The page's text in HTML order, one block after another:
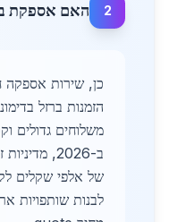
2 האם אספקת
הזמנות ברזל
משלוחים גדולים
ב-2026,
של אלפי שקלים
לבנות שותפויות